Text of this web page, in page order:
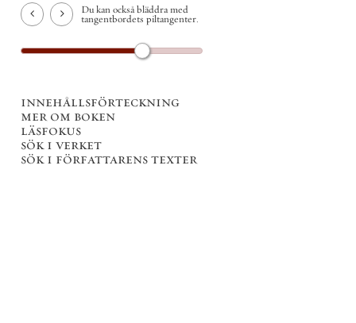
Du kan också bläddra med
tangentbordets piltangenter.
innehållsförteckning
mer om boken
läsfokus
sök i verket
sök i författarens texter